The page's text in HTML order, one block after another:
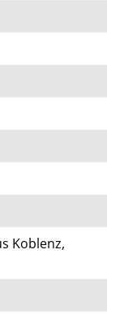
Koblenz,